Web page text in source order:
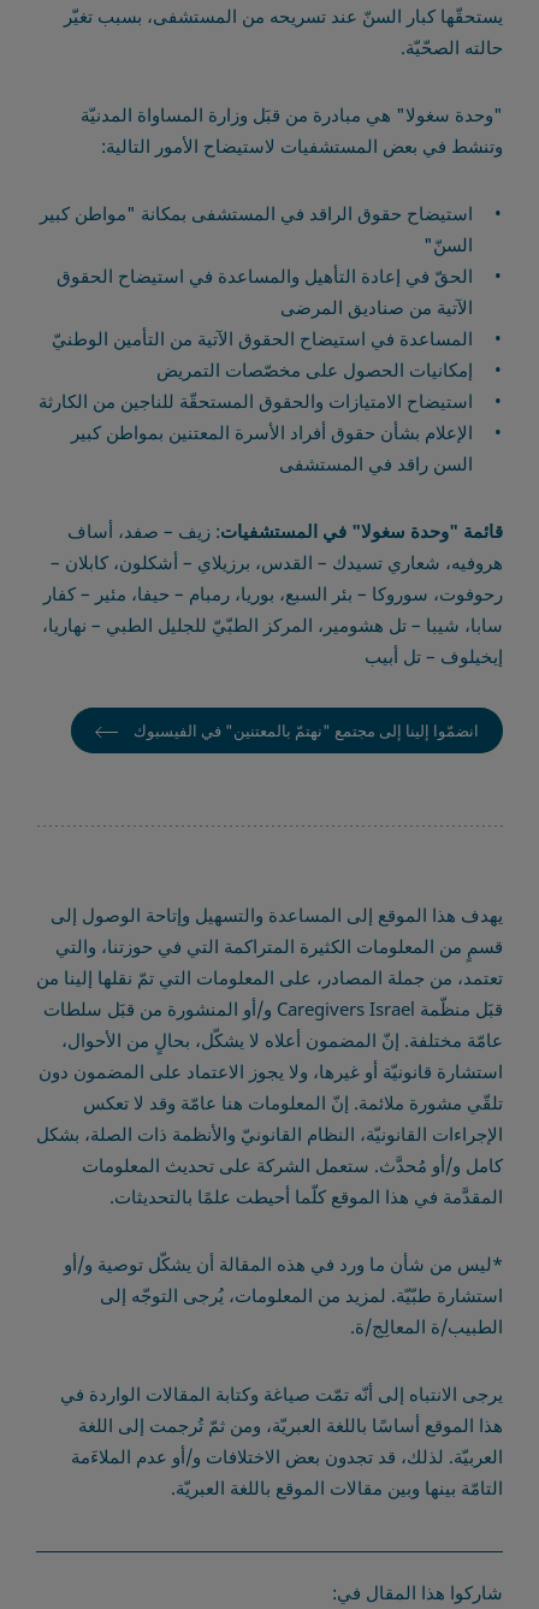
يستحقّها كبار السنّ عند تسريحه من المستشفى، بسبب تغيّر
حالته الصحّيّة.
"وحدة سغولا" هي مبادرة من قبَل وزارة المساواة المدنيّة
وتنشط في بعض المستشفيات لاستيضاح الأمور التالية:
استيضاح حقوق الراقد في المستشفى بمكانة "مواطن كبير
السنّ"
الحقّ في إعادة التأهيل والمساعدة في استيضاح الحقوق
الآتية من صناديق المرضى
المساعدة في استيضاح الحقوق الآتية من التأمين الوطنيّ
إمكانيات الحصول على مخصّصات التمريض
استيضاح الامتيازات والحقوق المستحقّة للناجين من الكارثة
الإعلام بشأن حقوق أفراد الأسرة المعتنين بمواطن كبير
السن راقد في المستشفى
قائمة "وحدة سغولا" في المستشفيات: زيف – صفد، أساف
هروفيه، شعاري تسيدك – القدس، برزيلاي – أشكلون، كابلان –
رحوفوت، سوروكا – بئر السبع، بوريا، رمبام – حيفا، مئير – كفار
سابا، شيبا – تل هشومير، المركز الطبّيّ للجليل الطبي – نهاريا،
إيخيلوف – تل أبيب
انضمّوا إلينا إلى مجتمع "نهتمّ بالمعتنين" في الفيسبوك
يهدف هذا الموقع إلى المساعدة والتسهيل وإتاحة الوصول إلى
قسمٍ من المعلومات الكثيرة المتراكمة التي في حوزتنا، والتي
تعتمد، من جملة المصادر، على المعلومات التي تمّ نقلها إلينا من
قبَل منظّمة Caregivers Israel و/أو المنشورة من قبَل سلطات
عامّة مختلفة. إنّ المضمون أعلاه لا يشكّل، بحالٍ من الأحوال،
استشارة قانونيّة أو غيرها، ولا يجوز الاعتماد على المضمون دون
تلقّي مشورة ملائمة. إنّ المعلومات هنا عامّة وقد لا تعكس
الإجراءات القانونيّة، النظام القانونيّ والأنظمة ذات الصلة، بشكل
كامل و/أو مُحدَّث. ستعمل الشركة على تحديث المعلومات
المقدَّمة في هذا الموقع كلّما أحيطت علمًا بالتحديثات.
*ليس من شأن ما ورد في هذه المقالة أن يشكّل توصية و/أو
استشارة طبّيّة. لمزيد من المعلومات، يُرجى التوجّه إلى
الطبيب/ة المعالِج/ة.
يرجى الانتباه إلى أنّه تمّت صياغة وكتابة المقالات الواردة في
هذا الموقع أساسًا باللغة العبريّة، ومن ثمّ تُرجمت إلى اللغة
العربيّة. لذلك، قد تجدون بعض الاختلافات و/أو عدم الملاءَمة
التامّة بينها وبين مقالات الموقع باللغة العبريّة.
شاركوا هذا المقال في: